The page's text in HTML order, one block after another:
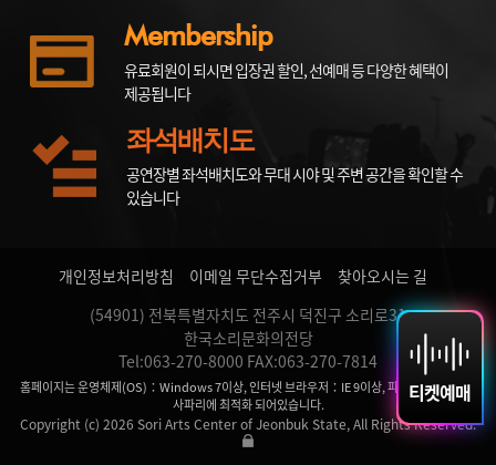
티켓예매
Membership
유료회원이 되시면 입장권 할인, 선예매 등 다양한 혜택이
제공됩니다
좌석배치도
공연장별 좌석배치도와 무대 시야 및 주변 공간을 확인할 수
있습니다
개인정보처리방침 이메일 무단수집거부
찾아오시는 길
(54901) 전북특별자치도 전주시 덕진구 소리로31
한국소리문화의전당
Tel:063-270-8000 FAX:063-270-7814
홈페이지는 운영체제(OS)：Windows 7이상, 인터넷 브라우저：IE 9이상, 파이어 폭스, 크롬,
사파리에 최적화 되어있습니다.
Copyright (c) 2026 Sori Arts Center of Jeonbuk State, All Rights Reserved.